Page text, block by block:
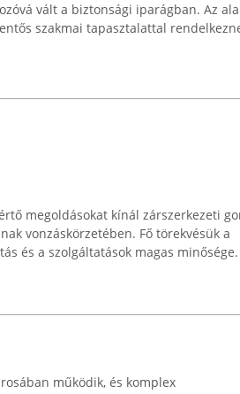
vált a biztonsági iparágban. Az
szakmai tapasztalattal
megoldásokat kínál zárszerkezeti
vonzáskörzetében. Fő törekvésük a
és a szolgáltatások magas
működik, és komplex